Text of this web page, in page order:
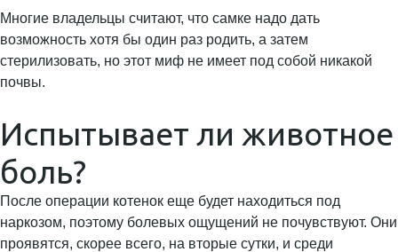
Многие владельцы считают, что самке надо дать
возможность хотя бы один раз родить, а затем
стерилизовать, но этот миф не имеет под собой никакой
почвы.
Испытывает ли животное
боль?
После операции котенок еще будет находиться под
наркозом, поэтому болевых ощущений не почувствуют. Они
проявятся, скорее всего, на вторые сутки, и среди